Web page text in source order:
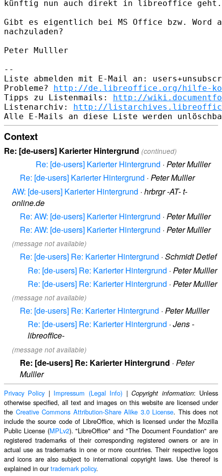
künftig nun auch direkt in libreoffice geht.
Gibt es eigentlich bei MS Office bzw. Word
nachzuladen?
Peter Mulller
--
Liste abmelden mit E-Mail an:
Probleme? http://de.libreoffice.org/hilfe-
Tipps zu Listenmails: http://
Listenarchiv: http://
Context
Re: [de-users] Karierter Hintergrund (continued)
Re: [de-users] Karierter Hintergrund · Peter Mulller
Re: [de-users] Karierter Hintergrund · Peter Mulller
AW: [de-users] Karierter Hintergrund · hrbrgr -AT- t-
online.de
Re: AW: [de-users] Karierter Hintergrund · Peter Mulller
Re: AW: [de-users] Karierter Hintergrund · Peter Mulller
(message not available)
Re: [de-users] Re: Karierter Hintergrund · Schmidt Detlef
Re: [de-users] Re: Karierter Hintergrund · Peter Mulller
Re: [de-users] Re: Karierter Hintergrund · Peter Mulller
(message not available)
Re: [de-users] Re: Karierter Hintergrund · Peter Mulller
Re: [de-users] Re: Karierter Hintergrund · Jens -
libreoffice-
(message not available)
Re: [de-users] Re: Karierter Hintergrund · Peter
Mulller
Privacy Policy | Impressum (Legal Info) |Copyright information: Unless
otherwise specified, all text and images on this website are licensed under
the Creative Commons Attribution-Share Alike 3.0 License. This does not
include the source code of LibreOffice, which is licensed under the Mozilla
Public License (MPLv2). "LibreOffice" and "The Document Foundation" are
registered trademarks of their corresponding registered owners or are in
actual use as trademarks in one or more countries. Their respective logos
and icons are also subject to international copyright laws. Use thereof is
explained in ourtrademark policy.